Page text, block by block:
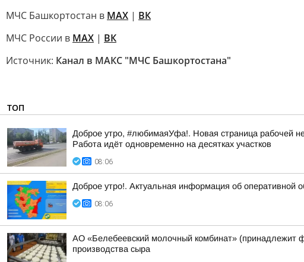
МЧС Башкортостан в МАХ | ВК
МЧС России в MAX | ВК
Источник: Канал в МАКС "МЧС Башкортостана"
ТОП
Доброе утро, #любимаяУфа!. Новая страница рабочей
Работа идёт одновременно на десятках участков
08:06
Доброе утро!. Актуальная информация об оперативной
08:06
АО «Белебеевский молочный комбинат» (принадлежит
производства сыра